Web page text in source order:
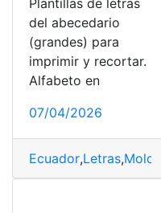
Plantillas de letras
del abecedario
(grandes) para
imprimir y recortar.
Alfabeto en
07/04/2026
Ecuador,Letras,Moldes